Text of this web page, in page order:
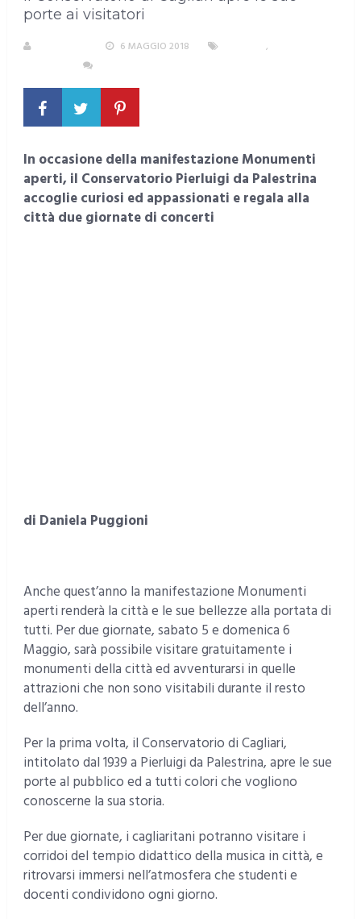
porte ai visitatori
6 MAGGIO 2018 ,
In occasione della manifestazione Monumenti
aperti, il Conservatorio Pierluigi da Palestrina
accoglie curiosi ed appassionati e regala alla
città due giornate di concerti
di Daniela Puggioni
Anche quest’anno la manifestazione Monumenti
aperti renderà la città e le sue bellezze alla portata di
tutti. Per due giornate, sabato 5 e domenica 6
Maggio, sarà possibile visitare gratuitamente i
monumenti della città ed avventurarsi in quelle
attrazioni che non sono visitabili durante il resto
dell’anno.
Per la prima volta, il Conservatorio di Cagliari,
intitolato dal 1939 a Pierluigi da Palestrina, apre le sue
porte al pubblico ed a tutti colori che vogliono
conoscerne la sua storia.
Per due giornate, i cagliaritani potranno visitare i
corridoi del tempio didattico della musica in città, e
ritrovarsi immersi nell’atmosfera che studenti e
docenti condividono ogni giorno.